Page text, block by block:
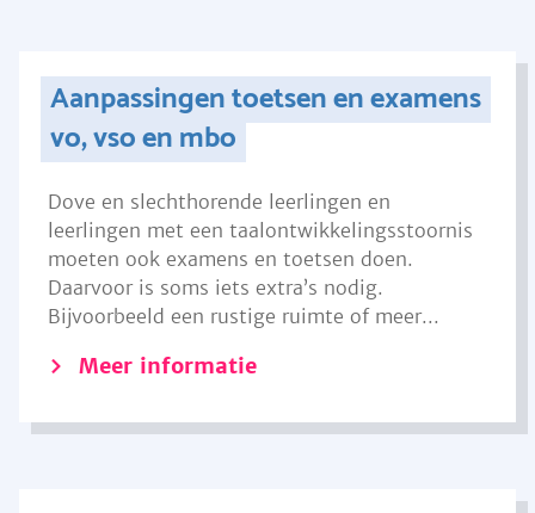
Aanpassingen toetsen en examens
vo, vso en mbo
Dove en slechthorende leerlingen en
leerlingen met een taalontwikkelingsstoornis
moeten ook examens en toetsen doen.
Daarvoor is soms iets extra’s nodig.
Bijvoorbeeld een rustige ruimte of meer...
Meer informatie